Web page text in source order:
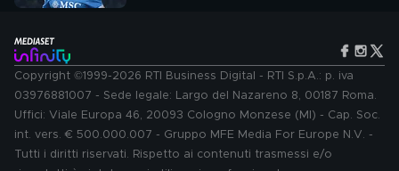
Copyright ©1999-2026 RTI Business Digital - RTI S.p.A.: p. iva
03976881007 - Sede legale: Largo del Nazareno 8, 00187 Roma.
Uffici: Viale Europa 46, 20093 Cologno Monzese (MI) - Cap. Soc.
int. vers. € 500.000.007 - Gruppo MFE Media For Europe N.V. -
Tutti i diritti riservati. Rispetto ai contenuti trasmessi e/o